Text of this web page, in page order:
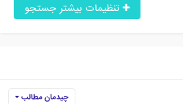
تنظیمات بیشتر جستجو
چیدمان مطالب